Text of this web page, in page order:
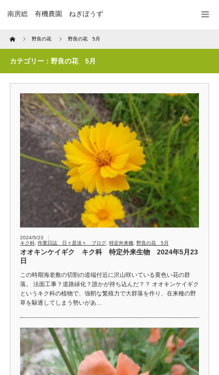
南房総 有機農園 ねぎぼうず
Home 野良の花 野良の花 5月
カテゴリー：野良の花 5月
2024/5/23
キク科 作業日誌 日々是淡々 ブログ 特定外来種 野良の花 5月
オオキンケイギク キク科 特定外来生物 2024年5月23
日
この時期海老敷の切割の道端付近に沢山咲いている黄色い花の群
落。 法面工事？道路緑化？誰かが持ち込んだ？？ オオキンケイギク
というキク科の植物で、強靭な繁殖力で大群落を作り、在来種の野
草を駆逐してしまう勢いがあ…